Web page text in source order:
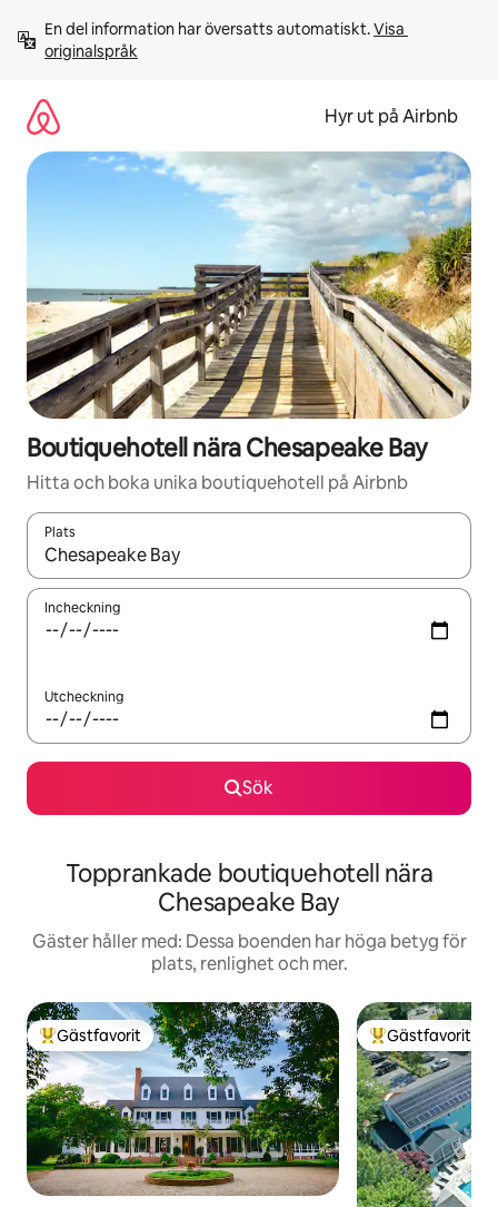
innehåll
En del information har översatts automatiskt. Visa
originalspråk
Hyr ut på Airbnb
Boutiquehotell nära Chesapeake Bay
Hitta och boka unika boutiquehotell på Airbnb
Plats
När resultaten är tillgängliga kan du navigera med upp- och
Incheckning
Utcheckning
Sök
Topprankade boutiquehotell nära
Chesapeake Bay
Gäster håller med: Dessa boenden har höga betyg för
plats, renlighet och mer.
Populär gästfavorit
Gästfavorit Populär
Gästfavorit